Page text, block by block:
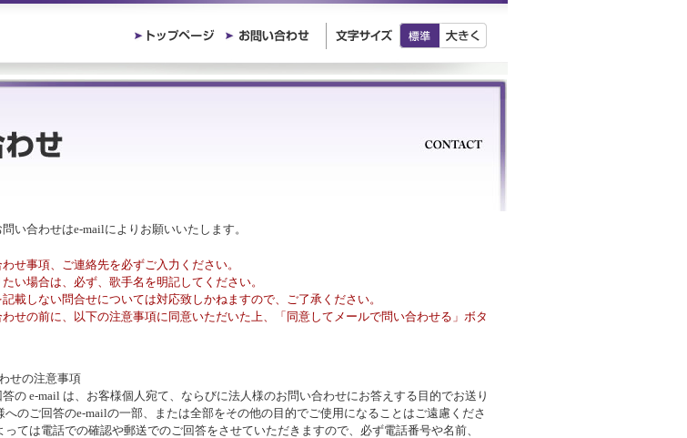
い合わせはe-mailによりお願いいたします。
せ事項、ご連絡先を必ずご入力ください。
い場合は、必ず、歌手名を明記してください。
載しない問合せについては対応致しかねますので、ご了承ください。
せの前に、以下の注意事項に同意いただいた上、「同意してメールで問い合わせる」ボタ
せの注意事項
の e-mail は、お客様個人宛て、ならびに法人様のお問い合わせにお答えする目的でお送り
へのご回答のe-mailの一部、または全部をその他の目的でご使用になることはご遠慮くださ
っては電話での確認や郵送でのご回答をさせていただきますので、必ず電話番号や名前、